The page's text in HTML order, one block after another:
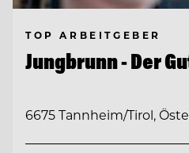
TOP ARBEITGEBER
Jungbrunn - Der
6675 Tannheim/Tirol,